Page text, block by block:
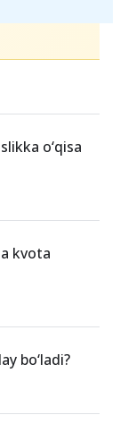
o‘qisa
kvota
bo‘ladi?